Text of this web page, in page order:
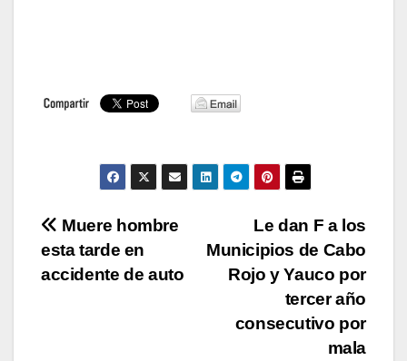
Navegación
de
Le dan F a los
Municipios de Cabo
Rojo y Yauco por
tercer año
consecutivo por
mala
Muere hombre
esta tarde en
accidente de auto